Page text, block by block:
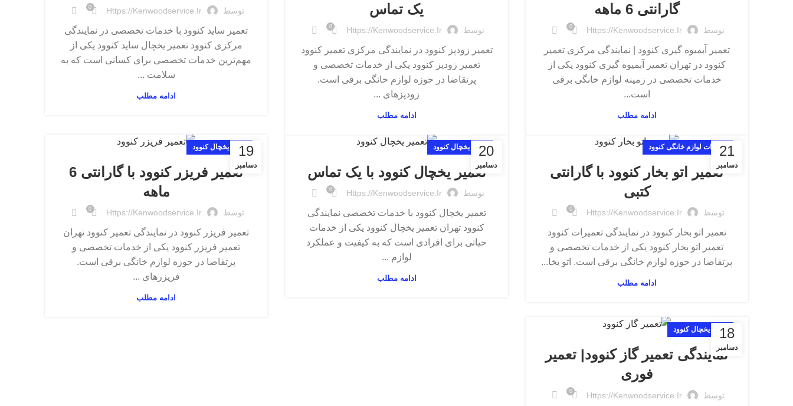
گارانتی 6 ماهه
توسط Https://kenwoodservice.ir
0
تعمیر آبمیوه گیری کنوود | نمایندگی مرکزی تعمیر
کنوود در تهران تعمیر آبمیوه گیری کنوود یکی از
خدمات تخصصی در زمینه لوازم خانگی برقی
است...
ادامه مطلب
یک تماس
توسط Https://kenwoodservice.ir
0
تعمیر زودپز کنوود در نمایندگی مرکزی تعمیر کنوود
تعمیر زودپز کنوود یکی از خدمات تخصصی و
پرتقاضا در حوزه لوازم خانگی برقی است.
زودپزهای ...
ادامه مطلب
توسط Https://kenwoodservice.ir
0
تعمیر ساید کنوود با خدمات تخصصی در نمایندگی
مرکزی کنوود تعمیر یخچال ساید کنوود یکی از
مهم‌ترین خدمات تخصصی برای کسانی است که به
سلامت ...
ادامه مطلب
21
دسامبر
تعمیرات لوازم خانگی کنوود
تعمیر اتو بخار کنوود با گارانتی
کتبی
توسط Https://kenwoodservice.ir
0
تعمیر اتو بخار کنوود در نمایندگی تعمیرات کنوود
تعمیر اتو بخار کنوود یکی از خدمات تخصصی و
پرتقاضا در حوزه لوازم خانگی برقی است. اتو بخا...
ادامه مطلب
20
دسامبر
تعمیر یخچال کنوود
تعمیر یخچال کنوود با یک تماس
توسط Https://kenwoodservice.ir
0
تعمیر یخچال کنوود با خدمات تخصصی نمایندگی
کنوود تهران تعمیر یخچال کنوود یکی از خدمات
حیاتی برای افرادی است که به کیفیت و عملکرد
لوازم ...
ادامه مطلب
19
دسامبر
تعمیر یخچال کنوود
تعمیر فریزر کنوود با گارانتی 6
ماهه
توسط Https://kenwoodservice.ir
0
تعمیر فریزر کنوود در نمایندگی تعمیر کنوود تهران
تعمیر فریزر کنوود یکی از خدمات تخصصی و
پرتقاضا در حوزه لوازم خانگی برقی است.
فریزرهای ...
ادامه مطلب
18
دسامبر
تعمیر یخچال کنوود
نمایندگی تعمیر گاز کنوود| تعمیر
فوری
توسط Https://kenwoodservice.ir
0